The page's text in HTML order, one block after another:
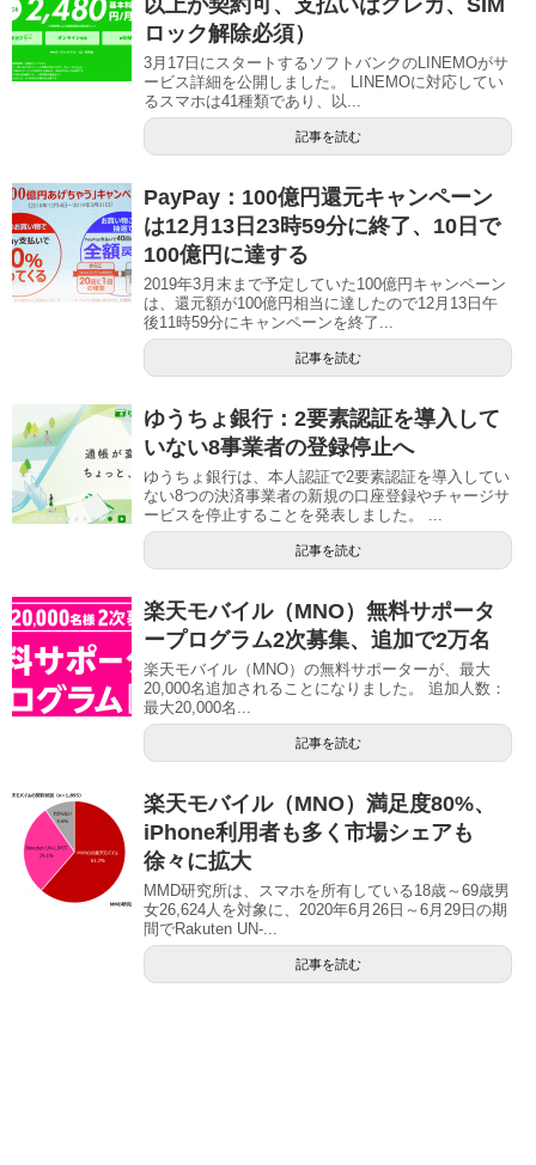
以上が契約可、支払いはクレカ、SIM
ロック解除必須）
3月17日にスタートするソフトバンクのLINEMOがサ
ービス詳細を公開しました。 LINEMOに対応してい
るスマホは41種類であり、以...
記事を読む
PayPay：100億円還元キャンペーン
は12月13日23時59分に終了、10日で
100億円に達する
2019年3月末まで予定していた100億円キャンペーン
は、還元額が100億円相当に達したので12月13日午
後11時59分にキャンペーンを終了...
記事を読む
ゆうちょ銀行：2要素認証を導入して
いない8事業者の登録停止へ
ゆうちょ銀行は、本人認証で2要素認証を導入してい
ない8つの決済事業者の新規の口座登録やチャージサ
ービスを停止することを発表しました。 ...
記事を読む
楽天モバイル（MNO）無料サポータ
ープログラム2次募集、追加で2万名
楽天モバイル（MNO）の無料サポーターが、最大
20,000名追加されることになりました。 追加人数：
最大20,000名...
記事を読む
楽天モバイル（MNO）満足度80%、
iPhone利用者も多く市場シェアも
徐々に拡大
MMD研究所は、スマホを所有している18歳～69歳男
女26,624人を対象に、2020年6月26日～6月29日の期
間でRakuten UN-...
記事を読む